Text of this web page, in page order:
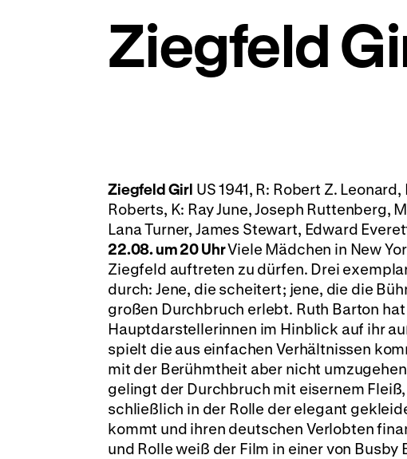
Ziegfeld
Ziegfeld Girl US 1941, R: Robert Z.
Roberts, K: Ray June, Joseph Ruttenberg,
Lana Turner, James Stewart, Edward
22.08. um 20 UhrViele Mädchen in New
Ziegfeld auftreten zu dürfen. Drei
durch: Jene, die scheitert; jene, die die
großen Durchbruch erlebt. Ruth Barton
Hauptdarstellerinnen im Hinblick auf ihr
spielt die aus einfachen Verhältnissen
mit der Berühmtheit aber nicht
gelingt der Durchbruch mit eisernem
schließlich in der Rolle der elegant
kommt und ihren deutschen Verlobten
und Rolle weiß der Film in einer von